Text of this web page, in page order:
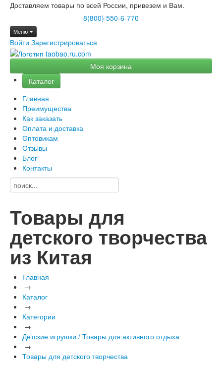
Доставляем товары по всей России, привезем и Вам.
8(800) 550-6-770
Меню
Войти Зарегистрироваться
Моя корзина
Каталог
Главная
Преимущества
Как заказать
Оплата и доставка
Оптовикам
Отзывы
Блог
Контакты
Товары для
детского творчества
из Китая
Главная
→
Каталог
→
Категории
→
Детские игрушки / Товары для активного отдыха
→
Товары для детского творчества